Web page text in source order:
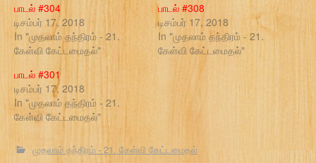
பாடல் #304
டிசம்பர் 17, 2018
In "முதலாம் தந்திரம் - 21.
கேள்வி கேட்டமைதல்"
பாடல் #308
டிசம்பர் 17, 2018
In "முதலாம் தந்திரம் - 21.
கேள்வி கேட்டமைதல்"
பாடல் #301
டிசம்பர் 17, 2018
In "முதலாம் தந்திரம் - 21.
கேள்வி கேட்டமைதல்"
முதலாம் தந்திரம் - 21. கேள்வி கேட்டமைதல்